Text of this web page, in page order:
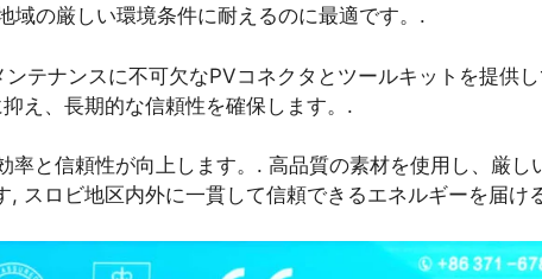
域の厳しい環境条件に耐えるのに最適です。.
テナンスに不可欠なPVコネクタとツールキットを提供
え、長期的な信頼性を確保します。.
と信頼性が向上します。. 高品質の素材を使用し、厳
スロビ地区内外に一貫して信頼できるエネルギーを届け